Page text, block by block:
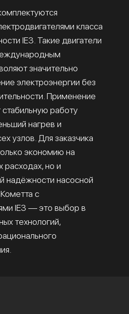
класса
IE3. Такие двигатели
значительно
электроэнергии без
Применение
работу
нагрев и
узлов. Для заказчика
экономию на
расходах, но и
надёжности насосной
с
IE3 — это выбор в
технологий,